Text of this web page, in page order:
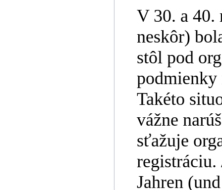
V 30. a 40.
neskôr)
stôl pod
podmienky
Takéto
vážne
sťažuje
registráciu.
Jahren